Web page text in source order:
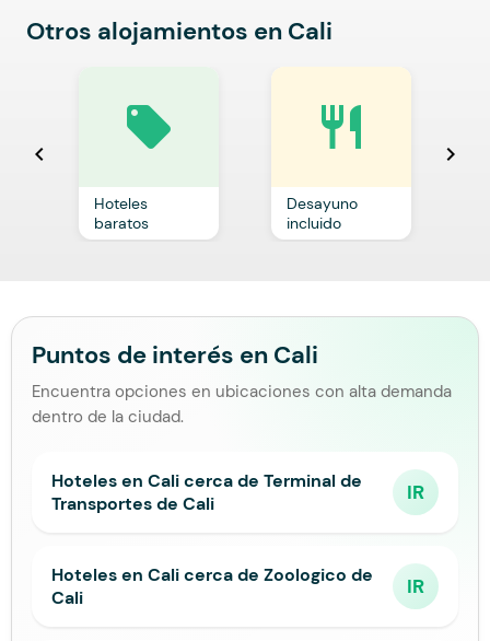
Otros alojamientos en Cali
chevron_left
local_offer
Hoteles
baratos
restaurant
Desayuno
incluido
chevron_right
Puntos de interés en Cali
Encuentra opciones en ubicaciones con alta demanda
dentro de la ciudad.
Hoteles en Cali cerca de Terminal de
Transportes de Cali
IR
Hoteles en Cali cerca de Zoologico de
Cali
IR